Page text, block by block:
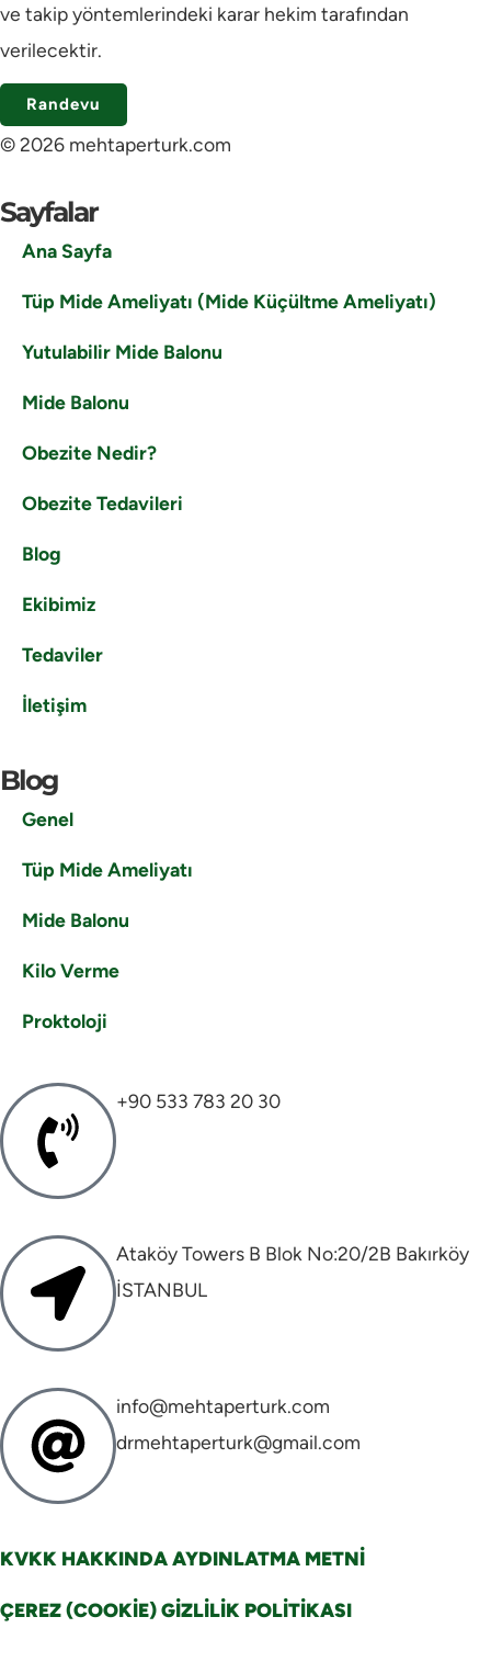
ve takip yöntemlerindeki karar hekim tarafından
verilecektir.
Randevu
© 2026 mehtaperturk.com
Sayfalar
Ana Sayfa
Tüp Mide Ameliyatı (Mide Küçültme Ameliyatı)
Yutulabilir Mide Balonu
Mide Balonu
Obezite Nedir?
Obezite Tedavileri
Blog
Ekibimiz
Tedaviler
İletişim
Blog
Genel
Tüp Mide Ameliyatı
Mide Balonu
Kilo Verme
Proktoloji
+90 533 783 20 30
Ataköy Towers B Blok No:20/2B Bakırköy
İSTANBUL
info@mehtaperturk.com
drmehtaperturk@gmail.com
KVKK HAKKINDA AYDINLATMA METNİ
ÇEREZ (COOKİE) GİZLİLİK POLİTİKASI